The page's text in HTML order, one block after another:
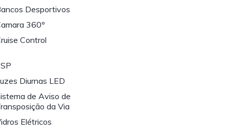
Desportivos
360º
Control
Diurnas LED
de Aviso de
da Via
Elétricos